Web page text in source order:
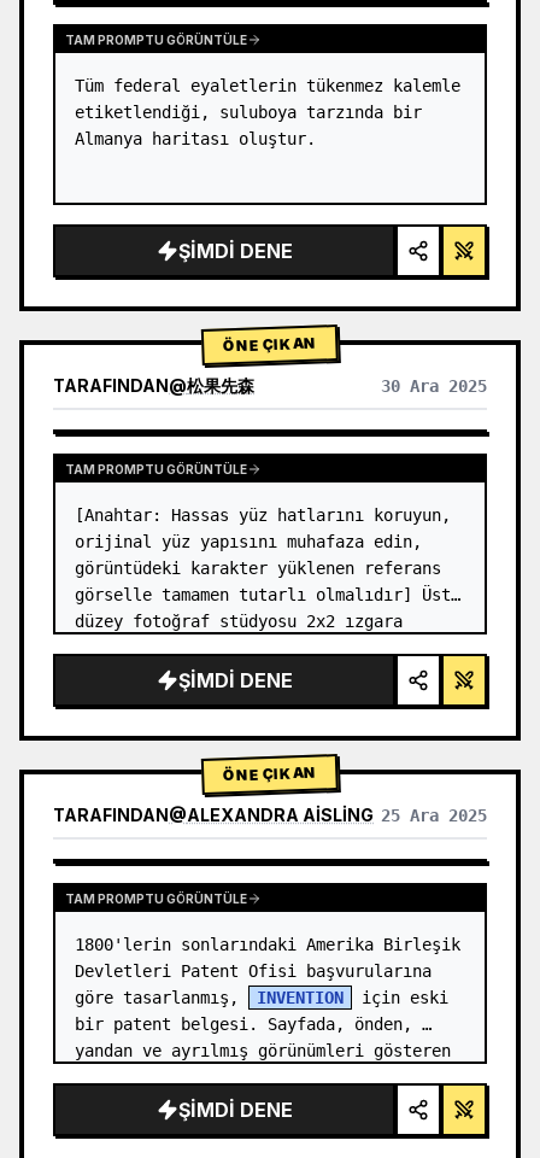
TAM PROMPTU GÖRÜNTÜLE
Tüm federal eyaletlerin tükenmez kalemle
etiketlendiği, suluboya tarzında bir
Almanya haritası oluştur.
ŞIMDI DENE
ÖNE ÇIKAN
TARAFINDAN@松果先森 30 Ara 2025
TAM PROMPTU GÖRÜNTÜLE
[Anahtar: Hassas yüz hatlarını koruyun,
orijinal yüz yapısını muhafaza edin,
görüntüdeki karakter yüklenen referans
görselle tamamen tutarlı olmalıdır] Üst
düzey fotoğraf stüdyosu 2x2 ızgara
plan): Karakter, altın düğmel…
ŞIMDI DENE
ÖNE ÇIKAN
TARAFINDAN@ALEXANDRA AISLING 25 Ara 2025
DIĞER MODELLERIN SONUÇLARINI GÖRÜNTÜLE
TAM PROMPTU GÖRÜNTÜLE
1800'lerin sonlarındaki Amerika Birleşik
Devletleri Patent Ofisi başvurularına
göre tasarlanmış,
INVENTION
için eski
bir patent belgesi. Sayfada, önden,
yandan ve ayrılmış görünümleri gösteren
ŞIMDI DENE